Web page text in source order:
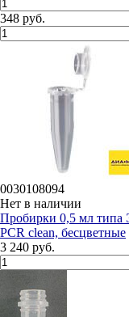
348 руб.
0030108094
Нет в наличии
Пробирки 0,5 мл типа
PCR clean, бесцветные
3 240 руб.